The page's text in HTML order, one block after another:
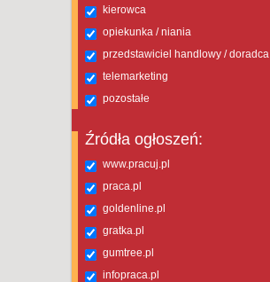
kierowca
opiekunka / niania
przedstawiciel handlowy / doradca
telemarketing
pozostałe
Źródła ogłoszeń:
www.pracuj.pl
praca.pl
goldenline.pl
gratka.pl
gumtree.pl
infopraca.pl